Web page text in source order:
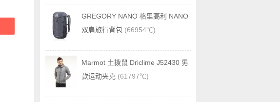
GREGORY NANO 格里高利 NANO
双肩旅行背包 (66954℃)
Marmot 土拨鼠 Driclime J52430 男
款运动夹克 (61797℃)